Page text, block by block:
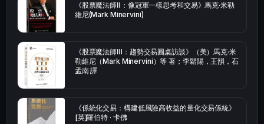
《股票魔法師Ⅱ：像冠軍一樣思考和交易》馬克·米勒
維尼(Mark Minervini)
《股票魔法師Ⅲ：趨勢交易圓桌訪談》（美）馬克·米
勒維尼（Mark Minervini）等 著；李鬆陽，王韻，石
孟南 譯
《係統化交易：構建低風險高收益的量化交易係統》
[英]羅伯特 · 卡佛